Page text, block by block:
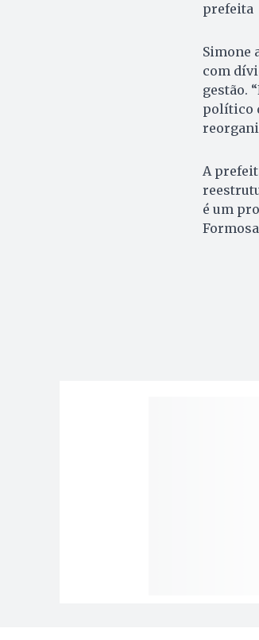
prefeita
Simone
com
gestão.
político
A
é um